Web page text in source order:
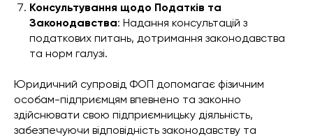
Консультування щодо Податків та
Законодавства: Надання консультацій з
податкових питань, дотримання законодавства
та норм галузі.
Юридичний супровід ФОП допомагає фізичним
особам-підприємцям впевнено та законно
здійснювати свою підприємницьку діяльність,
забезпечуючи відповідність законодавству та